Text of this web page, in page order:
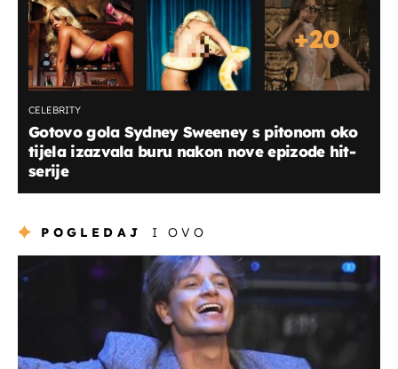
+20
CELEBRITY
Gotovo gola Sydney Sweeney s pitonom oko
tijela izazvala buru nakon nove epizode hit-
serije
POGLEDAJ I OVO